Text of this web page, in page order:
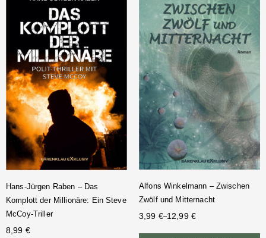
Hans-Jürgen Raben – Das
Komplott der Millionäre: Ein Steve
McCoy-Triller
8,99 €
Alfons Winkelmann – Zwischen
Zwölf und Mitternacht
3,99 €–12,99 €